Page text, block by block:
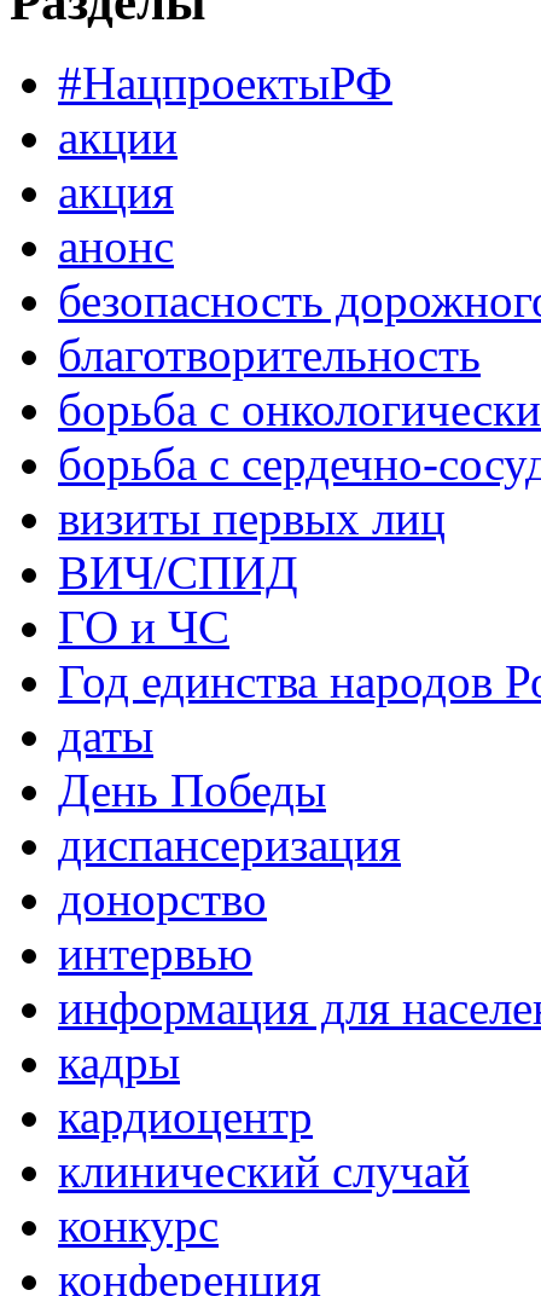
#НацпроектыРФ
акции
акция
анонс
безопасность
благотворительность
борьба с
борьба с сердечно-
визиты первых лиц
ВИЧ/СПИД
ГО и ЧС
Год единства народов
даты
День Победы
диспансеризация
донорство
интервью
информация для
кадры
кардиоцентр
клинический случай
конкурс
конференция